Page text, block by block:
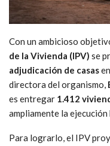
Con un ambicioso
de la Vivienda (IPV) se
adjudicación de casas
directora del organismo,
es entregar 1.412
ampliamente la
Para lograrlo, el IPV